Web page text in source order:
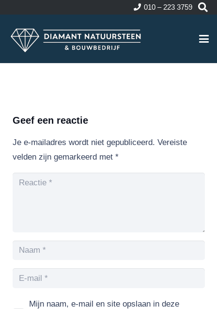
010 – 223 3759
Geef een reactie
Je e-mailadres wordt niet gepubliceerd. Vereiste
velden zijn gemarkeerd met *
Mijn naam, e-mail en site opslaan in deze